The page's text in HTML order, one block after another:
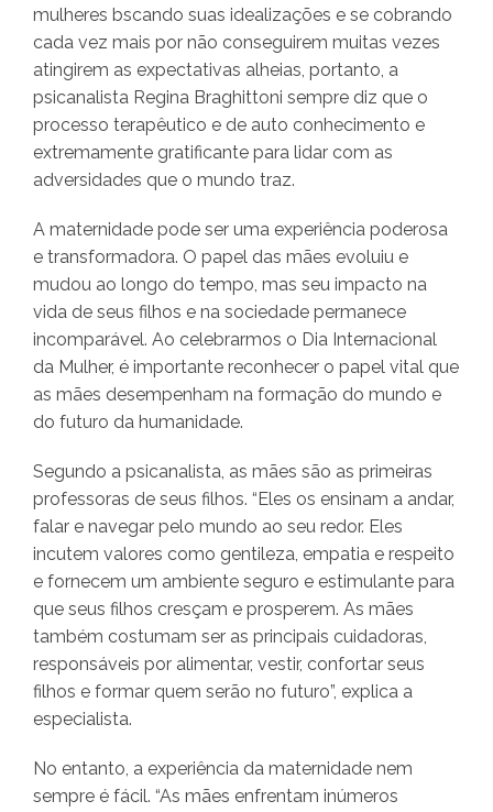
mulheres bscando suas idealizações e se cobrando
cada vez mais por não conseguirem muitas vezes
atingirem as expectativas alheias, portanto, a
psicanalista Regina Braghittoni sempre diz que o
processo terapêutico e de auto conhecimento e
extremamente gratificante para lidar com as
adversidades que o mundo traz.
A maternidade pode ser uma experiência poderosa
e transformadora. O papel das mães evoluiu e
mudou ao longo do tempo, mas seu impacto na
vida de seus filhos e na sociedade permanece
incomparável. Ao celebrarmos o Dia Internacional
da Mulher, é importante reconhecer o papel vital que
as mães desempenham na formação do mundo e
do futuro da humanidade.
Segundo a psicanalista, as mães são as primeiras
professoras de seus filhos. “Eles os ensinam a andar,
falar e navegar pelo mundo ao seu redor. Eles
incutem valores como gentileza, empatia e respeito
e fornecem um ambiente seguro e estimulante para
que seus filhos cresçam e prosperem. As mães
também costumam ser as principais cuidadoras,
responsáveis por alimentar, vestir, confortar seus
filhos e formar quem serão no futuro”, explica a
especialista.
No entanto, a experiência da maternidade nem
sempre é fácil. “As mães enfrentam inúmeros